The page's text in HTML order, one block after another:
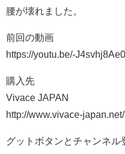
腰が壊れました。
前回の動画
https://youtu.be/-J4svhj8Ae0
購入先
Vivace JAPAN
http://www.vivace-japan.net/
グットボタンとチャンネル